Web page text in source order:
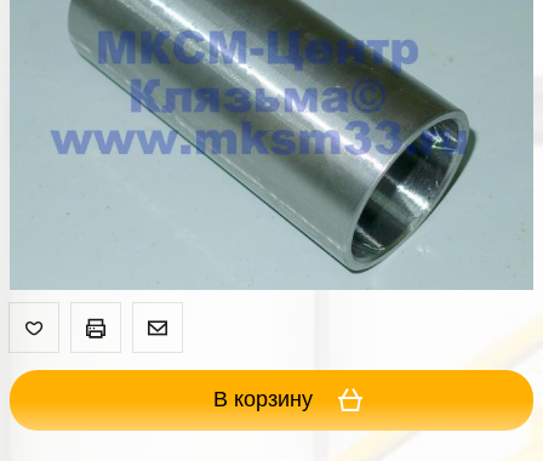
В корзину